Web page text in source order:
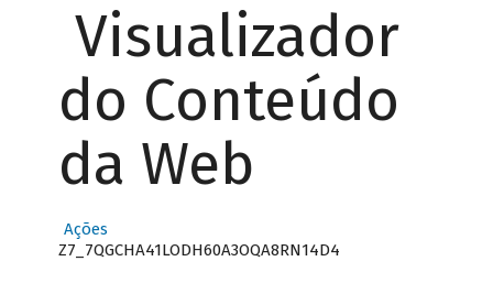
Visualizador
do Conteúdo
da Web
Ações
Z7_7QGCHA41LODH60A3OQA8RN14D4